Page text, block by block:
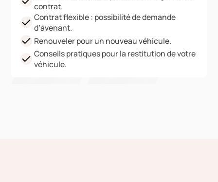
contrat.
Contrat flexible : possibilité de demande
d’avenant.
Renouveler pour un nouveau véhicule.
Conseils pratiques pour la restitution de votre
véhicule.